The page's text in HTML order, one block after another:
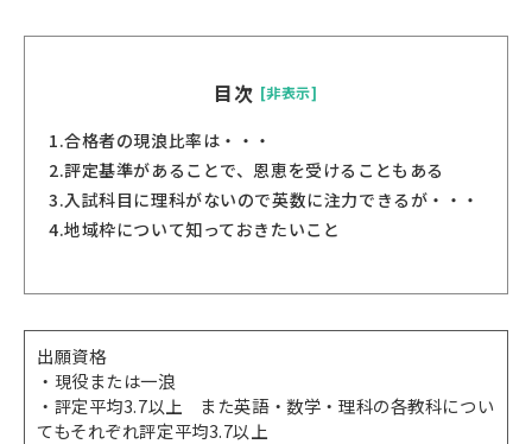
目次 [非表示]
1.合格者の現浪比率は・・・​​​​​​
2.評定基準があることで、恩恵を受けることもある
3.入試科目に理科がないので英数に注力できるが・・・
4.地域枠について知っておきたいこと
出願資格
・現役または一浪
・評定平均3.7以上 また英語・数学・理科の各教科につい
てもそれぞれ評定平均3.7以上